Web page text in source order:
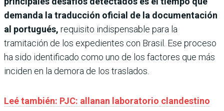
demanda la traducción oficial de la documentación
al portugués, requisito indispensable para la
tramitación de los expedientes con Brasil. Ese proceso
ha sido identificado como uno de los factores que más
inciden en la demora de los traslados.
Leé también: PJC: allanan laboratorio clandestino